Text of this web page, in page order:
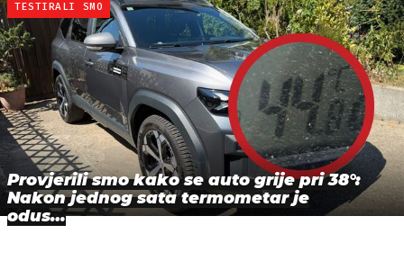
TESTIRALI SMO
Provjerili smo kako se auto grije pri 38°:
Nakon jednog sata termometar je
odus…